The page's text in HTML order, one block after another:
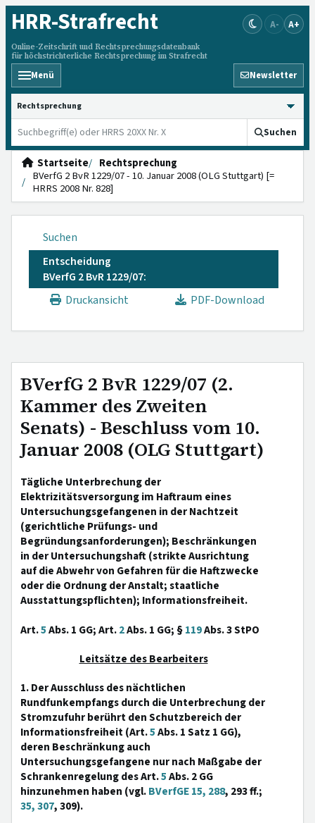
HRR-Strafrecht
Online-Zeitschrift und Rechtsprechungsdatenbank
für höchstrichterliche Rechtsprechung im Strafrecht
A- A+
Menü Newsletter
HRRS durchsuchen
Suchen
Startseite
Rechtsprechung
BVerfG 2 BvR 1229/07 - 10. Januar 2008 (OLG Stuttgart) [=
HRRS 2008 Nr. 828]
Suchen
Entscheidung
BVerfG 2 BvR 1229/07:
Druckansicht
PDF-Download
BVerfG 2 BvR 1229/07 (2.
Kammer des Zweiten
Senats) - Beschluss vom 10.
Januar 2008 (OLG Stuttgart)
Tägliche Unterbrechung der
Elektrizitätsversorgung im Haftraum eines
Untersuchungsgefangenen in der Nachtzeit
(gerichtliche Prüfungs- und
Begründungsanforderungen); Beschränkungen
in der Untersuchungshaft (strikte Ausrichtung
auf die Abwehr von Gefahren für die Haftzwecke
oder die Ordnung der Anstalt; staatliche
Ausstattungspflichten); Informationsfreiheit.
Art.5Abs. 1 GG; Art.2Abs. 1 GG; §119Abs. 3 StPO
Leitsätze des Bearbeiters
1. Der Ausschluss des nächtlichen
Rundfunkempfangs durch die Unterbrechung der
Stromzufuhr berührt den Schutzbereich der
Informationsfreiheit (Art.5Abs. 1 Satz 1 GG),
deren Beschränkung auch
Untersuchungsgefangene nur nach Maßgabe der
Schrankenregelung des Art.5Abs. 2 GG
hinzunehmen haben (vgl.BVerfGE 15, 288, 293 ff.;
35, 307, 309).